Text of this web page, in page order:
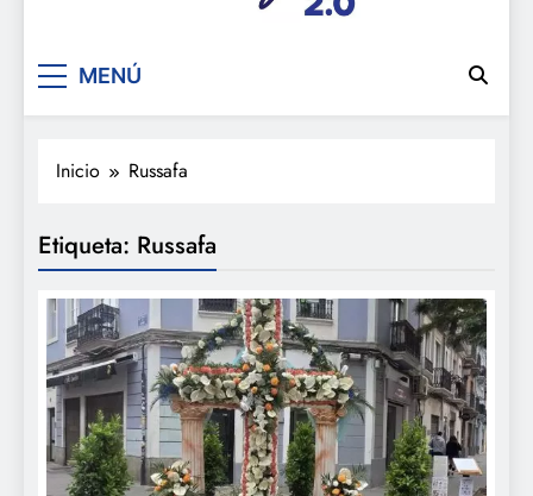
De festa en festa 2.0
MENÚ
Inicio Russafa
Etiqueta: Russafa